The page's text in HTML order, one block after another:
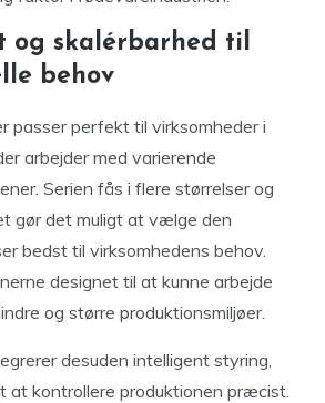
og skalérbarhed til
behov
passer perfekt til virksomheder i
arbejder med varierende
Serien fås i flere størrelser og
gør det muligt at vælge den
bedst til virksomhedens behov.
designet til at kunne arbejde
og større produktionsmiljøer.
desuden intelligent styring,
at kontrollere produktionen præcist.